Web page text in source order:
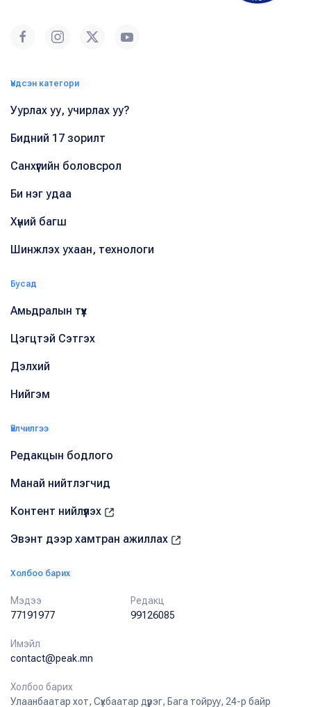
Үндсэн категори
Уурлах уу, учирлах уу?
Бидний 17 зорилт
Санхүүгийн боловсрол
Би нэг удаа
Хүний багш
Шинжлэх ухаан, технологи
Бусад
Амьдралын түүх
Цэгцтэй Сэтгэх
Дэлхий
Нийгэм
Үйлчилгээ
Редакцын бодлого
Манай нийтлэгчид
Контент нийлүүлэх
Эвэнт дээр хамтран ажиллах
Холбоо барих
Мэдээ
77191977
Редакц
99126085
Имэйл
contact@peak.mn
Холбоо барих
Улаанбаатар хот, Сүхбаатар дүүрэг, Бага тойруу, 24-р байр